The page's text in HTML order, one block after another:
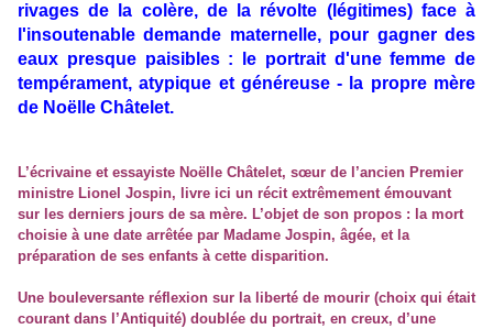
rivages de la colère, de la révolte (légitimes) face à
l'insoutenable demande maternelle, pour gagner des
eaux presque paisibles : le portrait d'une femme de
tempérament, atypique et généreuse - la propre mère
de Noëlle Châtelet.
L’écrivaine et essayiste Noëlle Châtelet, sœur de l’ancien Premier
ministre Lionel Jospin, livre ici un récit extrêmement émouvant
sur les derniers jours de sa mère. L’objet de son propos : la mort
choisie à une date arrêtée par Madame Jospin, âgée, et la
préparation de ses enfants à cette disparition.
Une bouleversante réflexion sur la liberté de mourir (choix qui était
courant dans l’Antiquité) doublée du portrait, en creux, d’une